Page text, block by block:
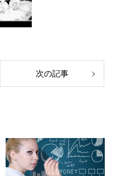
次の記事